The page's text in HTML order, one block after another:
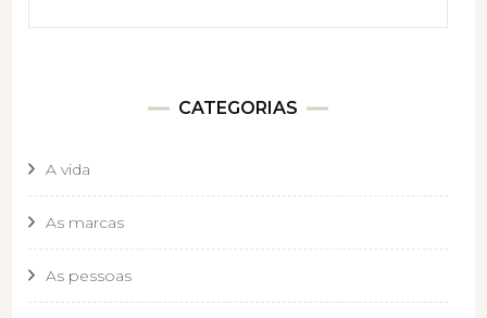
CATEGORIAS
A vida
As marcas
As pessoas